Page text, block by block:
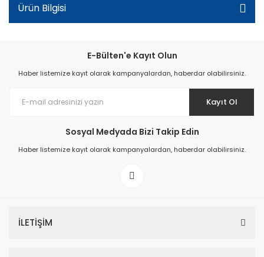
Ürün Bilgisi
E-Bülten'e Kayıt Olun
Haber listemize kayıt olarak kampanyalardan, haberdar olabilirsiniz.
Kayıt Ol
Sosyal Medyada Bizi Takip Edin
Haber listemize kayıt olarak kampanyalardan, haberdar olabilirsiniz.
İLETİŞİM